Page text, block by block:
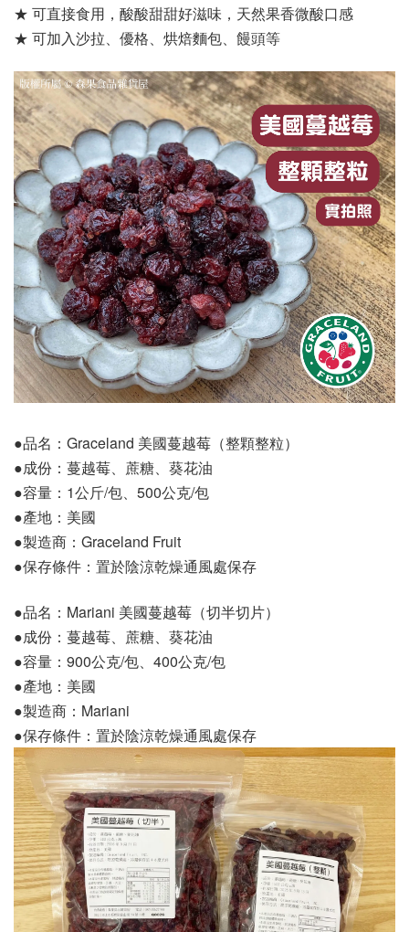
★ 可直接食用，酸酸甜甜好滋味，天然果香微酸口感
★ 可加入沙拉、優格、烘焙麵包、饅頭等
●品名：Graceland 美國蔓越莓（整顆整粒）
●成份：蔓越莓、蔗糖、葵花油
●容量：1公斤/包、500公克/包
●產地：美國
●製造商：Graceland Fruit
●保存條件：置於陰涼乾燥通風處保存
●品名：Mariani 美國蔓越莓（切半切片）
●成份：蔓越莓、蔗糖、葵花油
●容量：900公克/包、400公克/包
●產地：美國
●製造商：Mariani
●保存條件：置於陰涼乾燥通風處保存